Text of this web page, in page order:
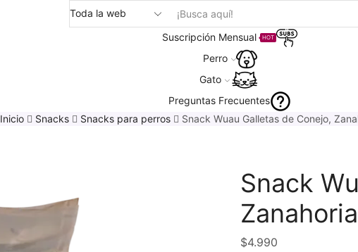
Suscripción Mensual HOT
Perro
Gato
Preguntas Frecuentes
Inicio
Snacks Snacks para perros Snack Wuau Galletas de Conejo,
Snack
$4.990